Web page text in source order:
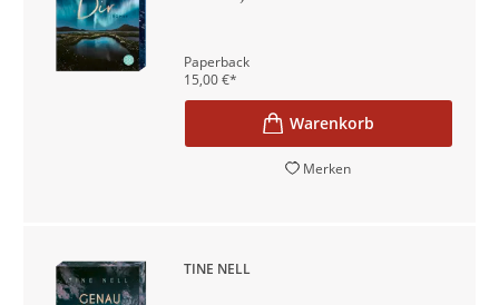
Paperback
15,00€*
Merken
TINE NELL